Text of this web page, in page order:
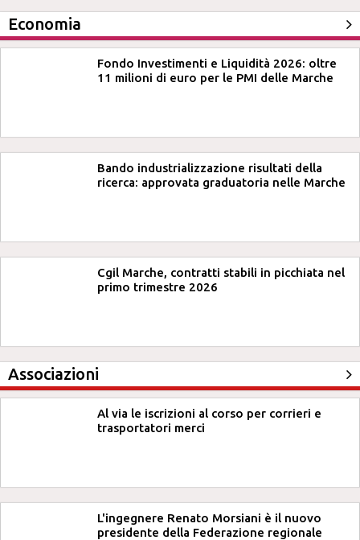
Economia
Fondo Investimenti e Liquidità 2026: oltre
11 milioni di euro per le PMI delle Marche
Bando industrializzazione risultati della
ricerca: approvata graduatoria nelle Marche
Cgil Marche, contratti stabili in picchiata nel
primo trimestre 2026
Associazioni
Al via le iscrizioni al corso per corrieri e
trasportatori merci
L'ingegnere Renato Morsiani è il nuovo
presidente della Federazione regionale